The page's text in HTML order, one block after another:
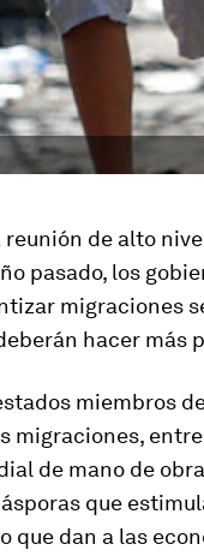
reunión de alto
pasado, los
migraciones
hacer más
miembros
migraciones,
de mano de
que
que dan a las